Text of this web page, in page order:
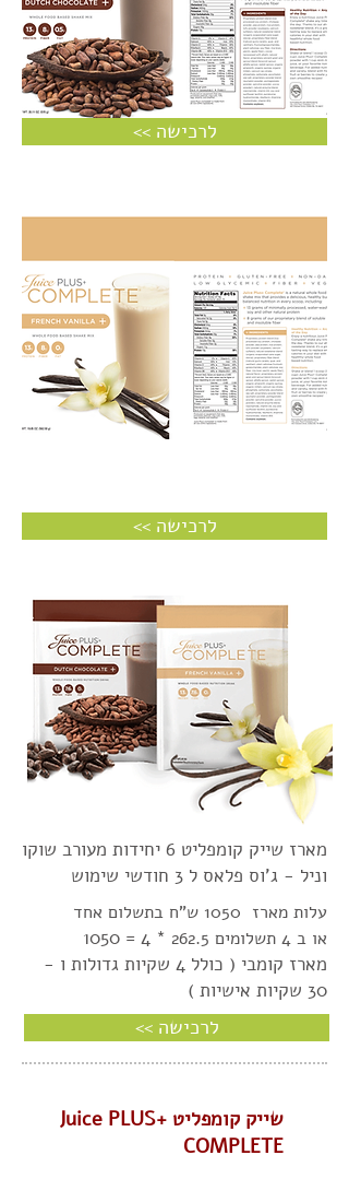
<< לרכישה
<< לרכישה
מארז שייק קומפליט 6 יחידות מעורב שוקו
וניל - ג'וס פלאס ל 3 חודשי שימוש
עלות מארז 1050 ש"ח בתשלום אחד
או ב 4 תשלומים 262.
5
* 4 = 105
0
מארז קומבי ( כולל 4 שקיות גדולות ו -
30 שקיות אישיות )
<< לרכישה
​שייק קומפליט Juice PLUS+
COMPLETE